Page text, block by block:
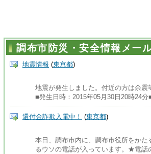
調布市防災・安全情報メー
地震情報 (東京都)
地震が発生しました。付近の方は余
■発生日時：2015年05月30日20時24
還付金詐欺入電中！ (東京都)
本日、調布市内に、調布市役所をか
るウソの電話が入っています。★電話